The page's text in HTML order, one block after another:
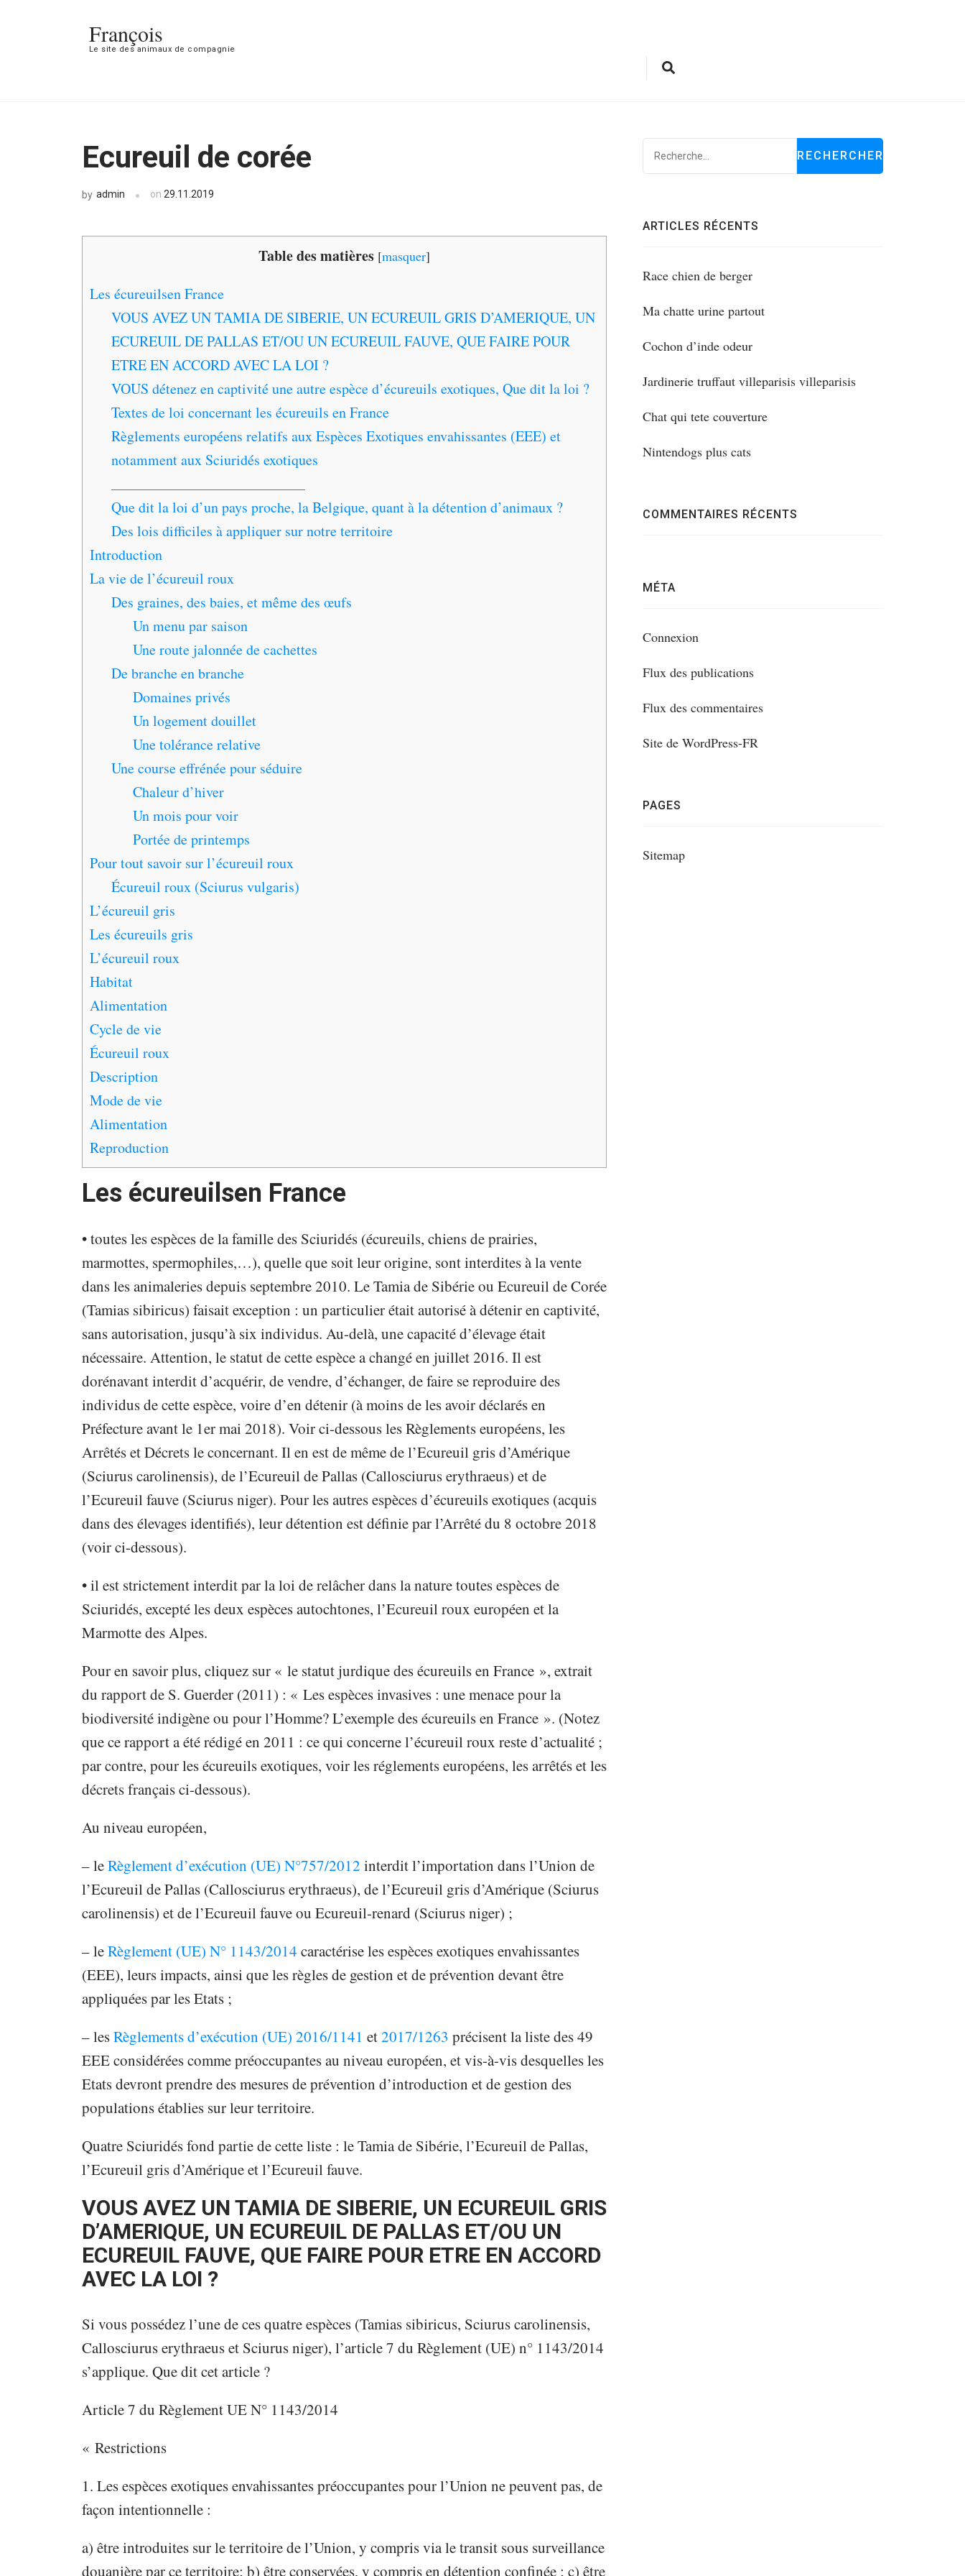
François
Le site des animaux de compagnie
Ecureuil de corée
by admin on 29.11.2019
Table des matières [masquer]
Les écureuilsen France
VOUS AVEZ UN TAMIA DE SIBERIE, UN ECUREUIL GRIS D’AMERIQUE, UN
ECUREUIL DE PALLAS ET/OU UN ECUREUIL FAUVE, QUE FAIRE POUR
ETRE EN ACCORD AVEC LA LOI ?
VOUS détenez en captivité une autre espèce d’écureuils exotiques, Que dit la loi ?
Textes de loi concernant les écureuils en France
Règlements européens relatifs aux Espèces Exotiques envahissantes (EEE) et
notamment aux Sciuridés exotiques
Que dit la loi d’un pays proche, la Belgique, quant à la détention d’animaux ?
Des lois difficiles à appliquer sur notre territoire
Introduction
La vie de l’écureuil roux
Des graines, des baies, et même des œufs
Un menu par saison
Une route jalonnée de cachettes
De branche en branche
Domaines privés
Un logement douillet
Une tolérance relative
Une course effrénée pour séduire
Chaleur d’hiver
Un mois pour voir
Portée de printemps
Pour tout savoir sur l’écureuil roux
Écureuil roux (Sciurus vulgaris)
L’écureuil gris
Les écureuils gris
L’écureuil roux
Habitat
Alimentation
Cycle de vie
Écureuil roux
Description
Mode de vie
Alimentation
Reproduction
Les écureuilsen France
• toutes les espèces de la famille des Sciuridés (écureuils, chiens de prairies,
marmottes, spermophiles,…), quelle que soit leur origine, sont interdites à la vente
dans les animaleries depuis septembre 2010. Le Tamia de Sibérie ou Ecureuil de Corée
(Tamias sibiricus) faisait exception : un particulier était autorisé à détenir en captivité,
sans autorisation, jusqu’à six individus. Au-delà, une capacité d’élevage était
nécessaire. Attention, le statut de cette espèce a changé en juillet 2016. Il est
dorénavant interdit d’acquérir, de vendre, d’échanger, de faire se reproduire des
individus de cette espèce, voire d’en détenir (à moins de les avoir déclarés en
Préfecture avant le 1er mai 2018). Voir ci-dessous les Règlements européens, les
Arrêtés et Décrets le concernant. Il en est de même de l’Ecureuil gris d’Amérique
(Sciurus carolinensis), de l’Ecureuil de Pallas (Callosciurus erythraeus) et de
l’Ecureuil fauve (Sciurus niger). Pour les autres espèces d’écureuils exotiques (acquis
dans des élevages identifiés), leur détention est définie par l’Arrêté du 8 octobre 2018
(voir ci-dessous).
• il est strictement interdit par la loi de relâcher dans la nature toutes espèces de
Sciuridés, excepté les deux espèces autochtones, l’Ecureuil roux européen et la
Marmotte des Alpes.
Pour en savoir plus, cliquez sur « le statut jurdique des écureuils en France », extrait
du rapport de S. Guerder (2011) : « Les espèces invasives : une menace pour la
biodiversité indigène ou pour l’Homme? L’exemple des écureuils en France ». (Notez
que ce rapport a été rédigé en 2011 : ce qui concerne l’écureuil roux reste d’actualité ;
par contre, pour les écureuils exotiques, voir les réglements européens, les arrêtés et les
décrets français ci-dessous).
Au niveau européen,
– leRèglement d’exécution (UE) N°757/2012 interdit l’importation dans l’Union de
l’Ecureuil de Pallas (Callosciurus erythraeus), de l’Ecureuil gris d’Amérique (Sciurus
carolinensis) et de l’Ecureuil fauve ou Ecureuil-renard (Sciurus niger) ;
– leRèglement (UE) N° 1143/2014 caractérise les espèces exotiques envahissantes
(EEE), leurs impacts, ainsi que les règles de gestion et de prévention devant être
appliquées par les Etats ;
– lesRèglementsd’exécution (UE) 2016/1141 et2017/1263 précisent la liste des 49
EEE considérées comme préoccupantes au niveau européen, et vis-à-vis desquelles les
Etats devront prendre des mesures de prévention d’introduction et de gestion des
populations établies sur leur territoire.
Quatre Sciuridés fond partie de cette liste : le Tamia de Sibérie, l’Ecureuil de Pallas,
l’Ecureuil gris d’Amérique et l’Ecureuil fauve.
VOUS AVEZ UN TAMIA DE SIBERIE, UN ECUREUIL GRIS
D’AMERIQUE, UN ECUREUIL DE PALLAS ET/OU UN
ECUREUIL FAUVE, QUE FAIRE POUR ETRE EN ACCORD
AVEC LA LOI ?
Si vous possédez l’une de ces quatre espèces (Tamias sibiricus, Sciurus carolinensis,
Callosciurus erythraeus et Sciurus niger), l’article 7 du Règlement (UE) n° 1143/2014
s’applique. Que dit cet article ?
Article 7 du Règlement UE N° 1143/2014
« Restrictions
1. Les espèces exotiques envahissantes préoccupantes pour l’Union ne peuvent pas, de
façon intentionnelle :
a) être introduites sur le territoire de l’Union, y compris via le transit sous surveillance
douanière par ce territoire; b) être conservées, y compris en détention confinée ; c) être
ARTICLES RÉCENTS
Race chien de berger
Ma chatte urine partout
Cochon d’inde odeur
Jardinerie truffaut villeparisis villeparisis
Chat qui tete couverture
Nintendogs plus cats
COMMENTAIRES RÉCENTS
MÉTA
Connexion
Flux des publications
Flux des commentaires
Site de WordPress-FR
PAGES
Sitemap